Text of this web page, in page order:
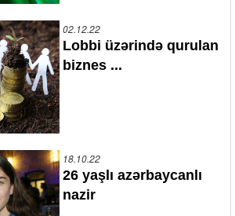
02.12.22
Lobbi üzərində qurulan
biznes ...
18.10.22
26 yaşlı azərbaycanlı
nazir